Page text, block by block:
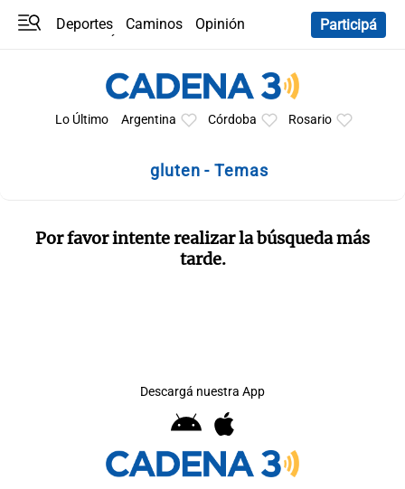
Deportes Caminos
Opinión
Participá
Lo Último Argentina Córdoba Rosario
gluten - Temas
Por favor intente realizar la búsqueda más
tarde.
Descargá nuestra App